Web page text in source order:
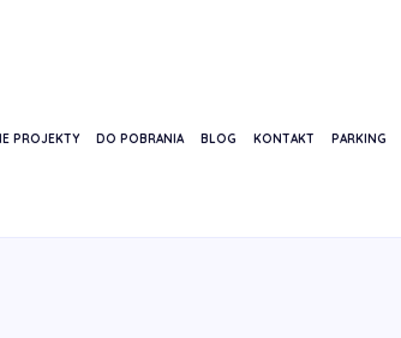
PROJEKTY DO POBRANIA BLOG KONTAKT PARKING